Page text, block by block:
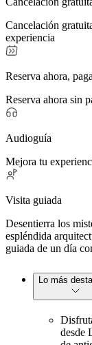
Cancelación
experiencia
Reserva ahora,
Reserva ahora sin
Audioguía
Mejora tu
Visita guiada
Desentierra los
espléndida
guiada de un día
Lo más
desde